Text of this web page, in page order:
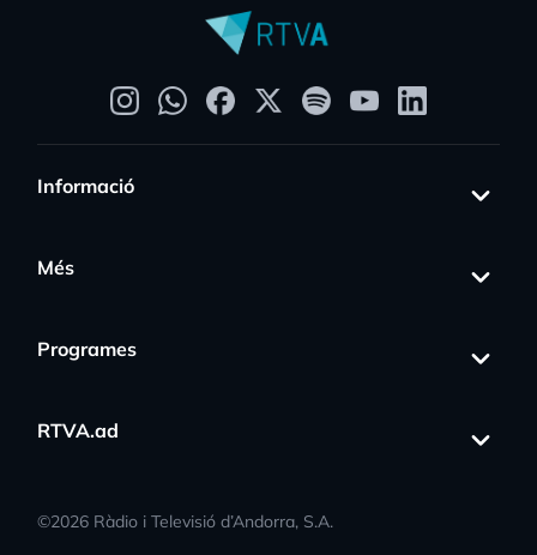
Informació
Més
Programes
RTVA.ad
©2026 Ràdio i Televisió d’Andorra, S.A.